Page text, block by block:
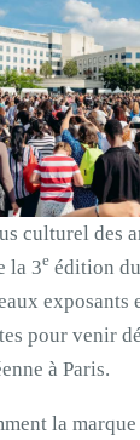
culturel des
la 3e édition
exposants
pour venir
à Paris.
la